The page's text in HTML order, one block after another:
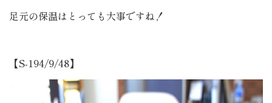
足元の保温はとっても大事ですね！
【S-194/9/48】